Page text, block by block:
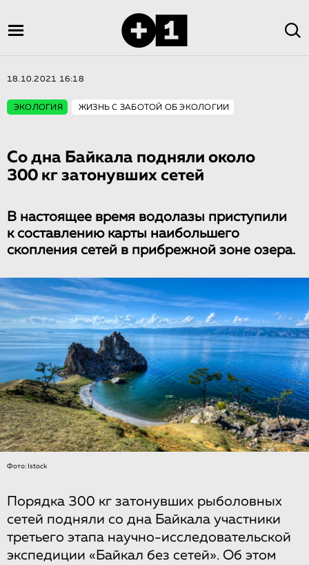
18.10.2021 16:18
ЭКОЛОГИЯ ЖИЗНЬ С ЗАБОТОЙ ОБ ЭКОЛОГИИ
Со дна Байкала подняли около
300 кг затонувших сетей
В настоящее время водолазы приступили
к составлению карты наибольшего
скопления сетей в прибрежной зоне озера.
Фото: Istock
Порядка 300 кг затонувших рыболовных
сетей подняли со дна Байкала участники
третьего этапа научно-исследовательской
экспедиции «Байкал без сетей». Об этом